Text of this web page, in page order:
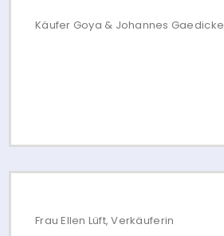
Käufer Goya & Johannes Gaedicke
Frau Ellen Lüft, Verkäuferin